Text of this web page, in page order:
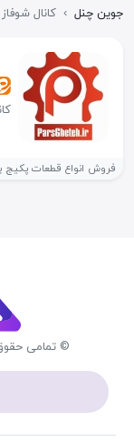
جوین چنل › کانال شوفاز
فروش انواع قطعات پکیج
© تمامی